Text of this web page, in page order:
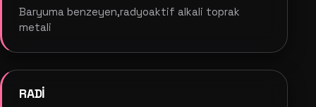
Baryuma benzeyen,radyoaktif alkali toprak
metali
RADİ